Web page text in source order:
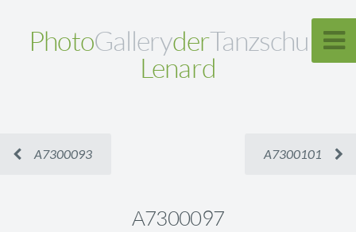
PhotoGalleryderTanzschule
Lenard
A7300093 A7300101
A7300097